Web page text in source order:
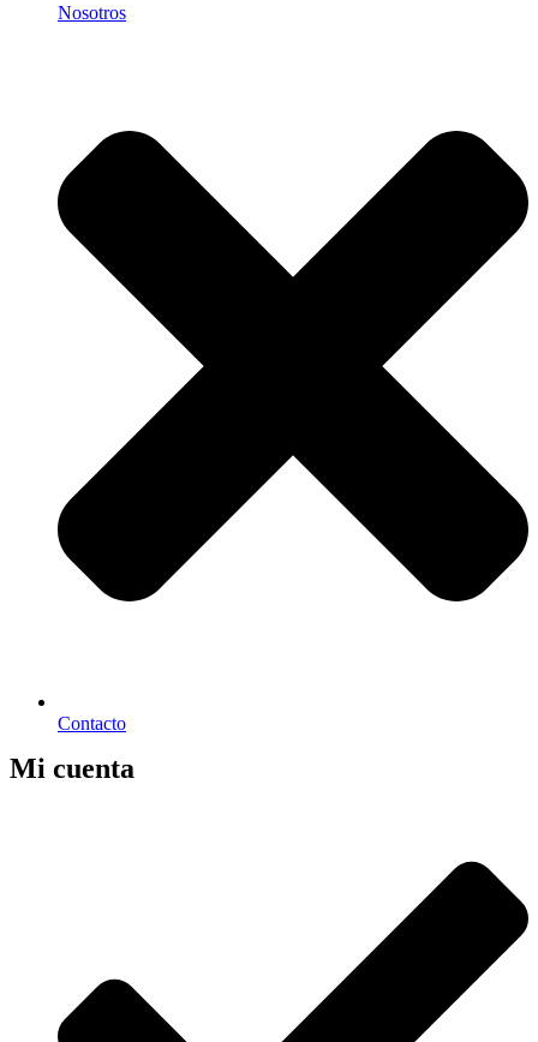
Nosotros
Contacto
Mi cuenta